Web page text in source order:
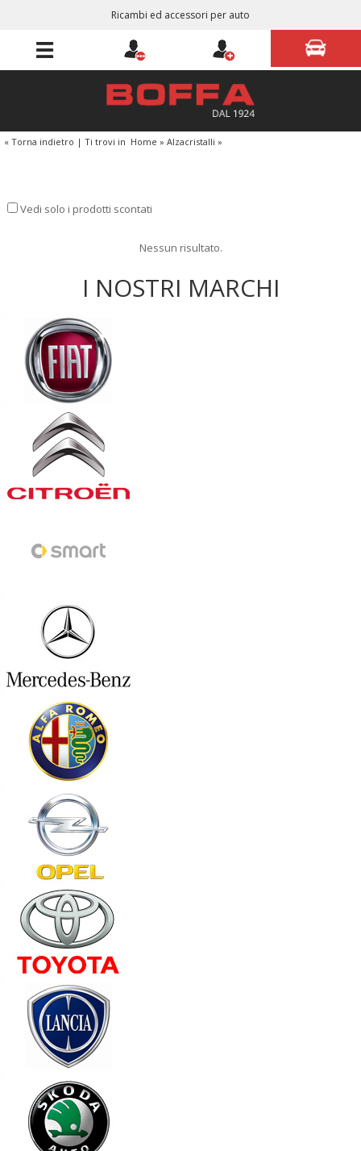
Ricambi ed accessori per auto
« Torna indietro | Ti trovi in Home » Alzacristalli »
Vedi solo i prodotti scontati
Nessun risultato.
I NOSTRI MARCHI